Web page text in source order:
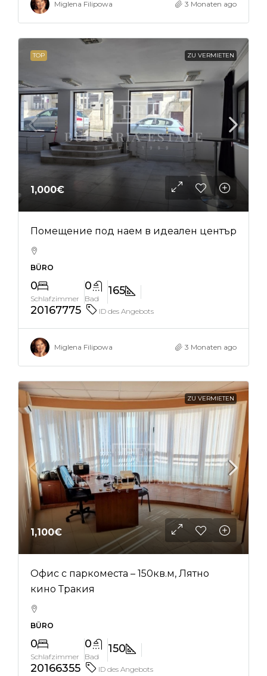
Miglena Filipowa 3 Monaten ago
TOP ZU VERMIETEN
1,000€
Помещение под наем в идеален център
BÜRO
0
Schlafzimmer
0
Bad
165
20167775
ID des Angebots
Miglena Filipowa 3 Monaten ago
ZU VERMIETEN
1,100€
Офис с паркоместа – 150кв.м, Лятно
кино Тракия
BÜRO
0
Schlafzimmer
0
Bad
150
20166355
ID des Angebots